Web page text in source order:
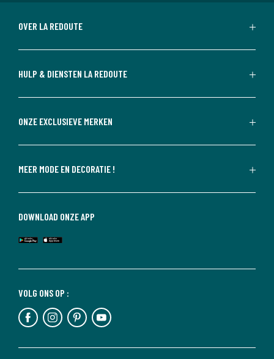
OVER LA REDOUTE
HULP & DIENSTEN LA REDOUTE
ONZE EXCLUSIEVE MERKEN
MEER MODE EN DECORATIE !
VOLG ONS OP :
DOWNLOAD ONZE APP